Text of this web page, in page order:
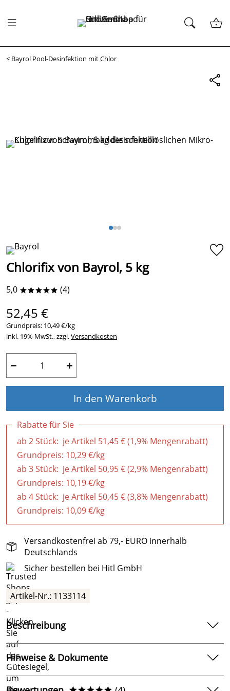
< Bayrol Pool-Desinfektion mit Chlor
Chlorifix von Bayrol, 5 kg
5,0 ***** (4)
52,45 €
Grundpreis: 10,49 €/kg
inkl. 19% MwSt., zzgl.Versandkosten
− +
In den Warenkorb
Rabatte für Sie
ab 2 Stück: je Artikel 51,45 € (1,9% Mengenrabatt)
Grundpreis: 10,29 €/kg
ab 3 Stück: je Artikel 50,95 € (2,9% Mengenrabatt)
Grundpreis: 10,19 €/kg
ab 4 Stück: je Artikel 50,45 € (3,8% Mengenrabatt)
Grundpreis: 10,09 €/kg
Versandkostenfrei ab 79,- EURO innerhalb
Deutschlands
Sicher bestellen bei Hitl GmbH
Artikel-Nr.: 1133114
Beschreibung
Chlorifix von Bayrol, zur Stoßchlorung im
Schwimmbecken
zur Vernichtung von Keimen im
Schwimmbeckenwasser mit Chlor
Hinweise & Dokumente
Dokumente zum Download: